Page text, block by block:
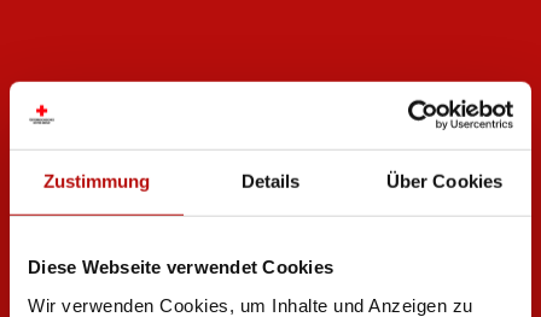
Zustimmung Details Über Cookies
Diese Webseite verwendet Cookies
Wir verwenden Cookies, um Inhalte und Anzeigen zu